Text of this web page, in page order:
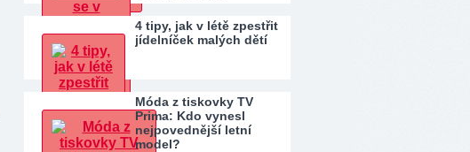
4 tipy, jak v létě zpestřit
jídelníček malých dětí
Móda z tiskovky TV
Prima: Kdo vynesl
nejpovednější letní
model?